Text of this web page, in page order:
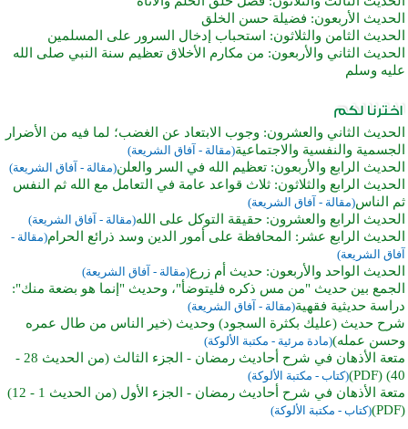
الحديث الأربعون: فضيلة حسن الخلق
الحديث الثامن والثلاثون: استحباب إدخال السرور على المسلمين
الحديث الثاني والأربعون: من مكارم الأخلاق تعظيم سنة النبي صلى الله
عليه وسلم
الحديث الثاني والعشرون: وجوب الابتعاد عن الغضب؛ لما فيه من الأضرار
الجسمية والنفسية والاجتماعية(مقالة - آفاق الشريعة)
الحديث الرابع والأربعون: تعظيم الله في السر والعلن(مقالة - آفاق الشريعة)
الحديث الرابع والثلاثون: ثلاث قواعد عامة في التعامل مع الله ثم النفس
ثم الناس(مقالة - آفاق الشريعة)
الحديث الرابع والعشرون: حقيقة التوكل على الله(مقالة - آفاق الشريعة)
الحديث الرابع عشر: المحافظة على أمور الدين وسد ذرائع الحرام(مقالة -
آفاق الشريعة)
الحديث الواحد والأربعون: حديث أم زرع(مقالة - آفاق الشريعة)
الجمع بين حديث "من مس ذكره فليتوضأ"، وحديث "إنما هو بضعة منك":
دراسة حديثية فقهية(مقالة - آفاق الشريعة)
شرح حديث (عليك بكثرة السجود) وحديث (خير الناس من طال عمره
وحسن عمله)(مادة مرئية - مكتبة الألوكة)
متعة الأذهان في شرح أحاديث رمضان - الجزء الثالث (من الحديث 28 -
40) (PDF)
(كتاب - مكتبة الألوكة)
متعة الأذهان في شرح أحاديث رمضان - الجزء الأول (من الحديث 1 - 12)
(PDF)
(كتاب - مكتبة الألوكة)